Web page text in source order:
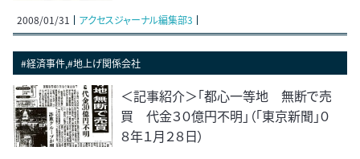
2008/01/31 アクセスジャーナル編集部3
#経済事件,#地上げ関係会社
＜記事紹介＞「都心一等地 無断で売
買 代金３０億円不明」（「東京新聞」０
８年１月２８日）